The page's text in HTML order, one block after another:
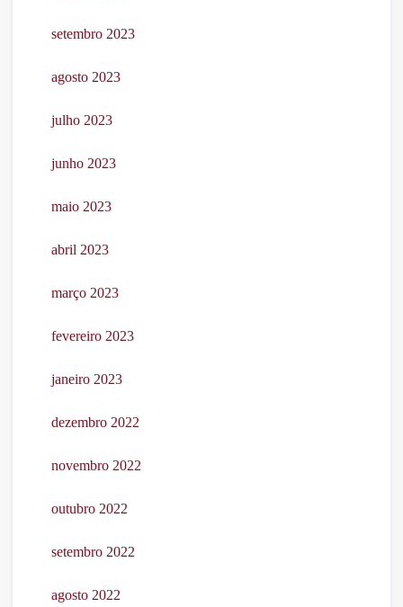
setembro 2023
agosto 2023
julho 2023
junho 2023
maio 2023
abril 2023
março 2023
fevereiro 2023
janeiro 2023
dezembro 2022
novembro 2022
outubro 2022
setembro 2022
agosto 2022